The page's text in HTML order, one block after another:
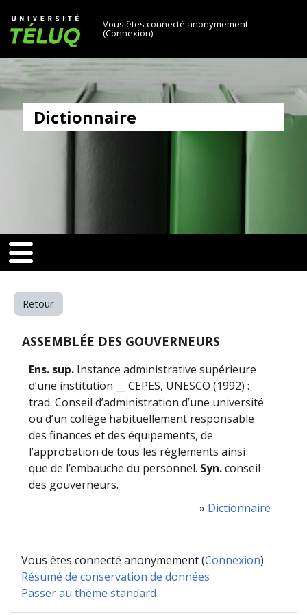
Université TÉLUQ
Vous êtes connecté anonymement
(Connexion)
Dictionnaire
[[nav-toggle]]
toggle]]
Retour
ASSEMBLÉE DES GOUVERNEURS
Ens. sup. Instance administrative supérieure
d’une institution __ CEPES, UNESCO (1992) :
trad. Conseil d’administration d’une université
ou d’un collège habituellement responsable
des finances et des équipements, de
l’approbation de tous les règlements ainsi
que de l’embauche du personnel. Syn.conseil
des gouverneurs.
» Dictionnaire
Vous êtes connecté anonymement (Connexion)
Résumé de conservation de données
Passer au thème standard